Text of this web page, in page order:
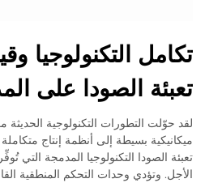
تكامل التكنولوجيا
تعبئة الصودا على
لقد حوّلت التطورات التكنولوجية
ميكانيكية بسيطة إلى أنظمة إنتاج
تعبئة الصودا التكنولوجيا المدمجة التي